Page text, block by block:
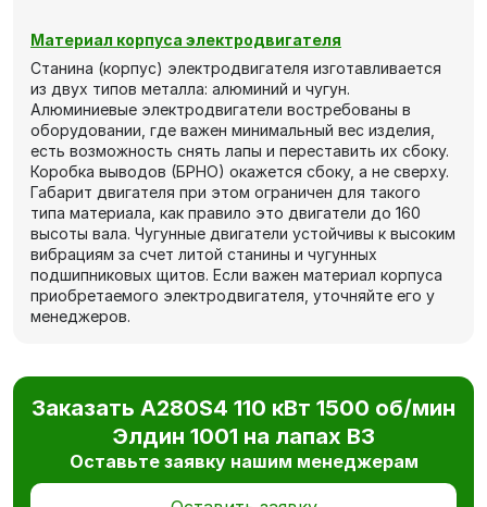
Материал корпуса электродвигателя
Станина (корпус) электродвигателя изготавливается
из двух типов металла: алюминий и чугун.
Алюминиевые электродвигатели востребованы в
оборудовании, где важен минимальный вес изделия,
есть возможность снять лапы и переставить их сбоку.
Коробка выводов (БРНО) окажется сбоку, а не сверху.
Габарит двигателя при этом ограничен для такого
типа материала, как правило это двигатели до 160
высоты вала. Чугунные двигатели устойчивы к высоким
вибрациям за счет литой станины и чугунных
подшипниковых щитов. Если важен материал корпуса
приобретаемого электродвигателя, уточняйте его у
менеджеров.
Заказать А280S4 110 кВт 1500 об/мин
Элдин 1001 на лапах В3
Оставьте заявку нашим менеджерам